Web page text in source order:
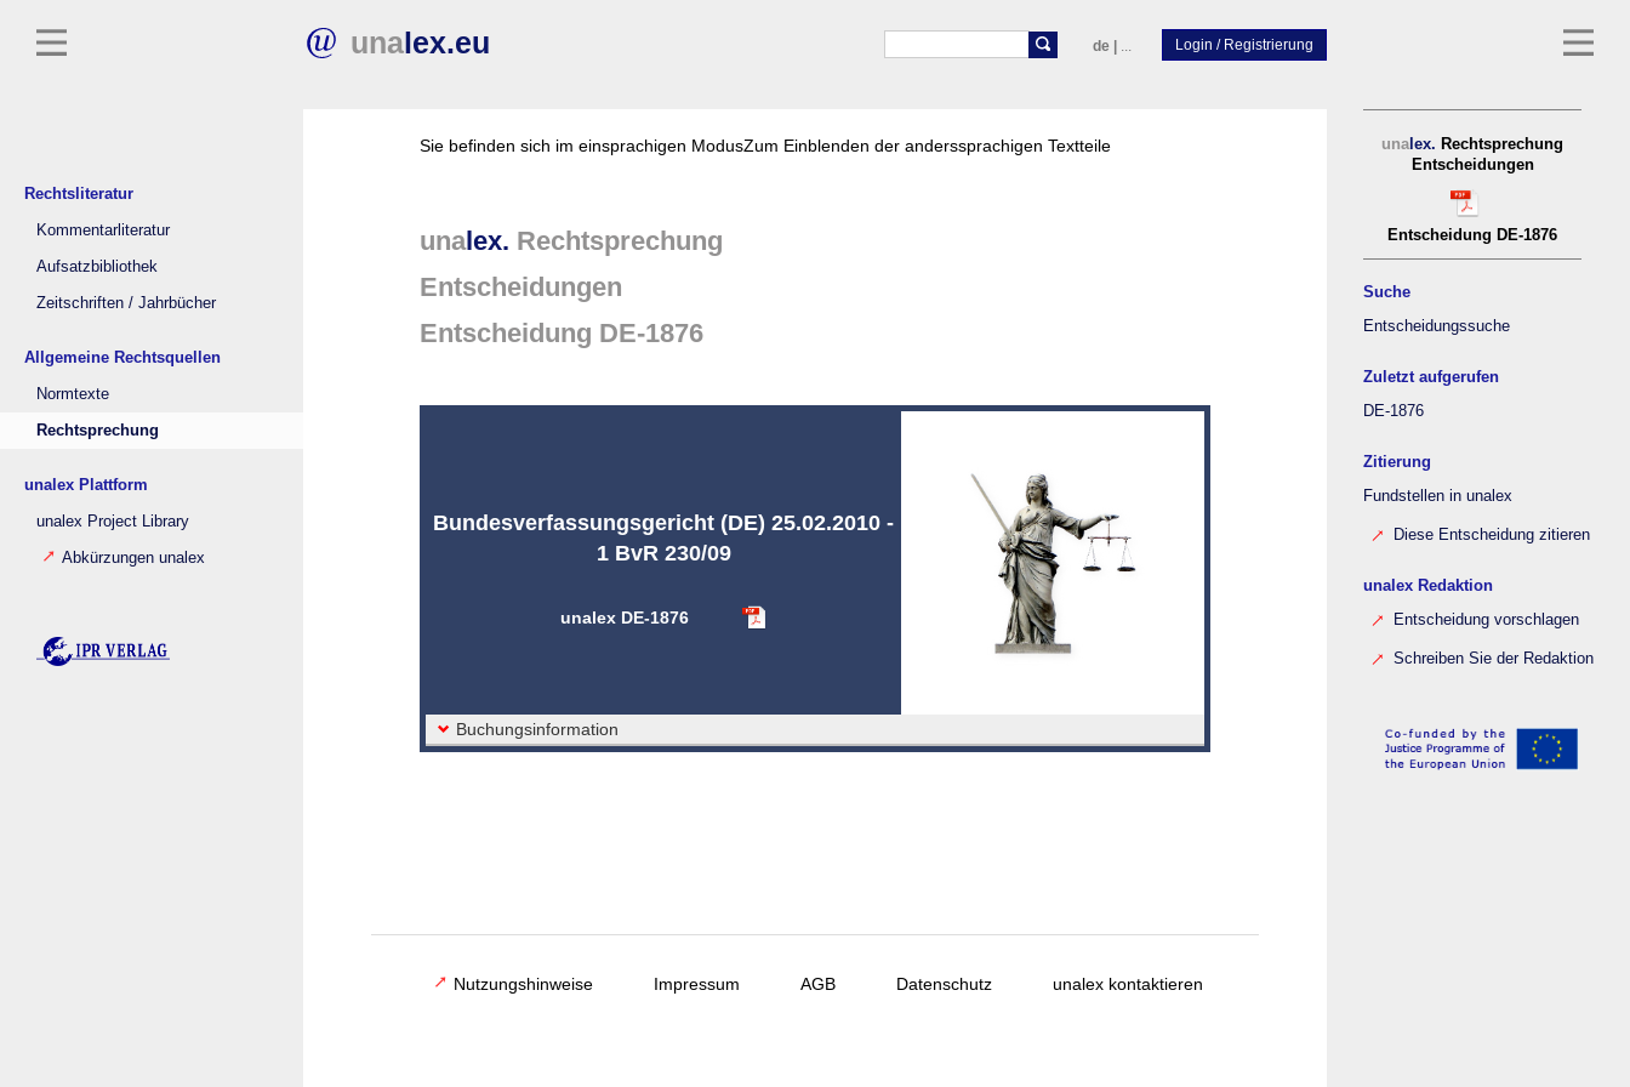
unalex.eu de |
Rechtsliteratur
Kommentarliteratur
Aufsatzbibliothek
Zeitschriften / Jahrbücher
Allgemeine Rechtsquellen
Normtexte
Rechtsprechung
unalex Plattform
unalex Project Library
Abkürzungen unalex
una lex. Rechtsprechung
Entscheidungen
Entscheidung DE-1876
Suche
Entscheidungssuche
Zuletzt aufgerufen
DE-1876
Zitierung
Fundstellen in unalex
Diese Entscheidung zitieren
unalex Redaktion
Entscheidung vorschlagen
Schreiben Sie der Redaktion
Sie befinden sich im einsprachigen ModusZum Einblenden der anderssprachigen Textteile
unalex. Rechtsprechung
Entscheidungen
Entscheidung DE-1876
Bundesverfassungsgericht (DE) 25.02.2010 -
1 BvR 230/09
unalex DE-1876
Buchungsinformation
Nutzungshinweise Impressum AGB Datenschutz unalex kontaktieren